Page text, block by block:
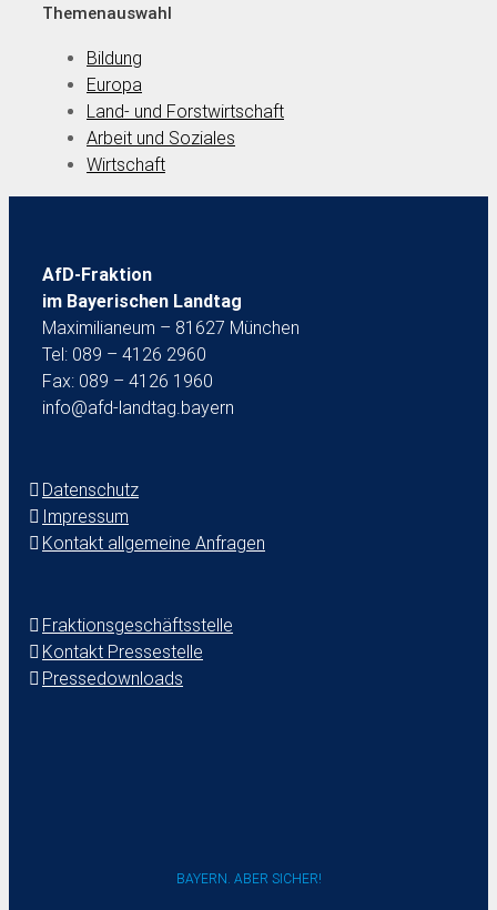
Themenauswahl
Bildung
Europa
Land- und Forstwirtschaft
Arbeit und Soziales
Wirtschaft
AfD-Fraktion
im Bayerischen Landtag
Maximilianeum – 81627 München
Tel: 089 – 4126 2960
Fax: 089 – 4126 1960
info@afd-landtag.bayern
Datenschutz
Impressum
Kontakt allgemeine Anfragen
Fraktionsgeschäftsstelle
Kontakt Pressestelle
Pressedownloads
BAYERN. ABER SICHER!